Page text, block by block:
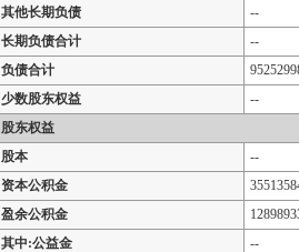
其他长期负债
--
长期负债合计
--
负债合计
少数股东权益
--
股东权益
股本
--
资本公积金
盈余公积金
其中:公益金
--